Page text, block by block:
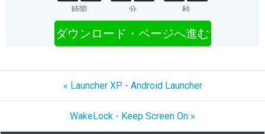
時間 分 秒
ダウンロード・ページへ進む
« Launcher XP - Android Launcher
WakeLock - Keep Screen On »